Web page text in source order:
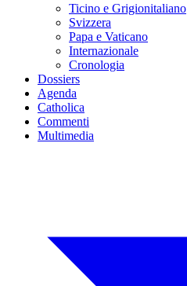
Ticino e Grigionitaliano
Svizzera
Papa e Vaticano
Internazionale
Cronologia
Dossiers
Agenda
Catholica
Commenti
Multimedia